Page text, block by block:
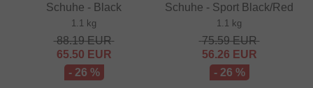
Schuhe - Black
1.1 kg
88.19EUR
65.50 EUR
- 26 %
Schuhe - Sport Black/Red
1.1 kg
75.59EUR
56.26 EUR
- 26 %